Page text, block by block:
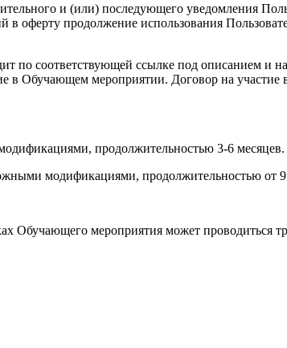
и (или) последующего уведомления
оферту продолжение использования
по соответствующей ссылке под описанием
в Обучающем мероприятии. Договор на
продолжительностью 3-6 месяцев.
модификациями, продолжительностью от 9
Обучающего мероприятия может проводиться